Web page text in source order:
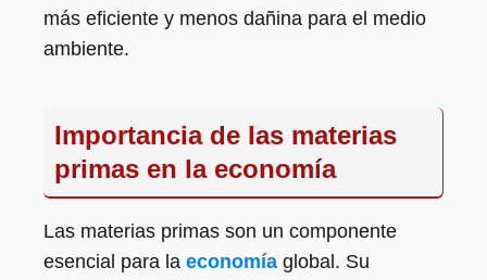
más eficiente y menos dañina para el medio
ambiente.
Importancia de las materias
primas en la economía
Las materias primas son un componente
esencial para la economía global. Su